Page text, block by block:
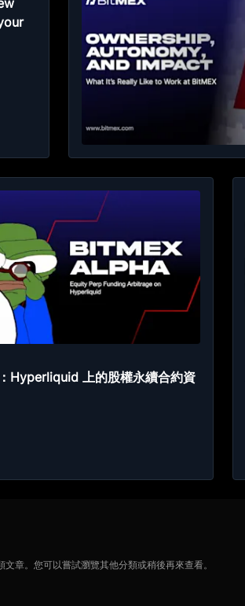
Hyperliquid 上的股權永續合約資
章。您可以嘗試瀏覽其他分類或稍後再來查看。